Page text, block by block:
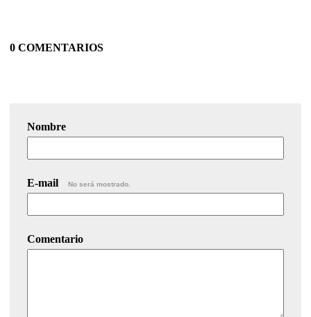
0 COMENTARIOS
Nombre
E-mail No será mostrado.
Comentario